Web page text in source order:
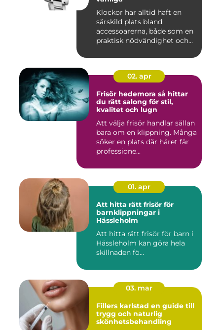
Klockor har alltid haft en
särskild plats bland
accessoarerna, både som en
praktisk nödvändighet och...
02. apr
Frisör hedemora så hittar
du rätt salong för stil,
kvalitet och lugn
Att välja frisör handlar sällan
bara om en klippning. Många
söker en plats där håret får
professione...
01. apr
Att hitta rätt frisör för
barnklippningar i
Hässleholm
Att hitta rätt frisör för barn i
Hässleholm kan göra hela
skillnaden fö...
03. mar
Fillers karlstad en guide till
trygg och naturlig
skönhetsbehandling